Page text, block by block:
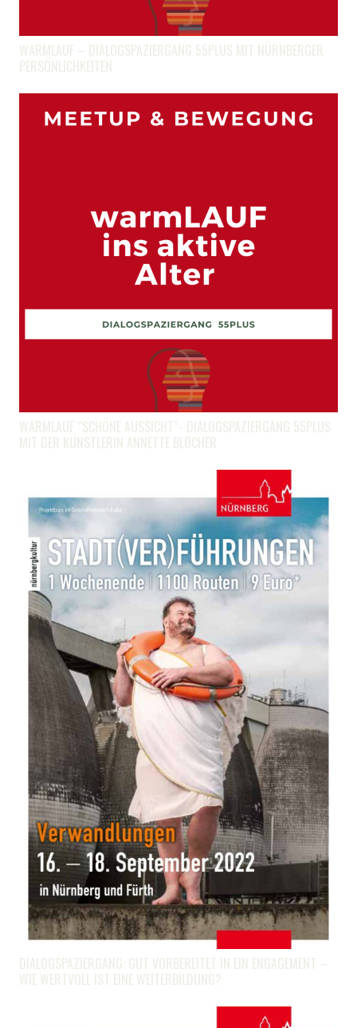
WARMLAUF – DIALOGSPAZIERGANG 55PLUS MIT NÜRNBERGER
PERSÖNLICHKEITEN
WARMLAUF “SCHÖNE AUSSICHT”- DIALOGSPAZIERGANG 55PLUS
MIT DER KÜNSTLERIN ANNETTE BLOCHER
DIALOGSPAZIERGANG: GUT VORBEREITET IN EIN ENGAGEMENT –
WIE WERTVOLL IST EINE WEITERBILDUNG?